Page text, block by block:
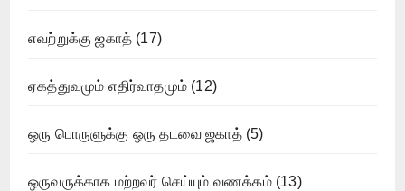
எவற்றுக்கு ஜகாத் (17)
ஏகத்துவமும் எதிர்வாதமும் (12)
ஒரு பொருளுக்கு ஒரு தடவை ஜகாத்(5)
ஒருவருக்காக மற்றவர் செய்யும் வணக்கம்(13)